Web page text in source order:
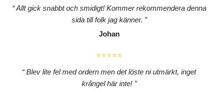
Allt gick snabbt och smidigt! Kommer rekommendera denna
sida till folk jag känner.
Johan
⭐⭐⭐⭐⭐
Blev lite fel med ordern men det löste ni utmärkt, inget
krångel här inte!